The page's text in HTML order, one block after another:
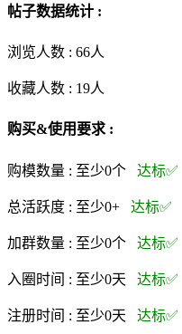
帖子数据统计 :
浏览人数 : 66人
收藏人数 : 19人
购买&使用要求 :
购模数量 : 至少0个 达标✅
总活跃度 : 至少0+ 达标✅
加群数量 : 至少0个 达标✅
入圈时间 : 至少0天 达标✅
注册时间 : 至少0天 达标✅